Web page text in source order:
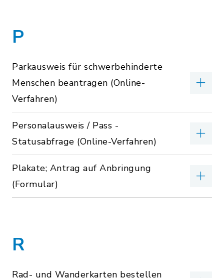
P
Parkausweis für schwerbehinderte
Menschen beantragen (Online-
Verfahren)
Personalausweis / Pass -
Statusabfrage (Online-Verfahren)
Plakate; Antrag auf Anbringung
(Formular)
R
Rad- und Wanderkarten bestellen